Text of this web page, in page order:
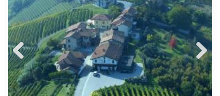
Previ
ous
Next